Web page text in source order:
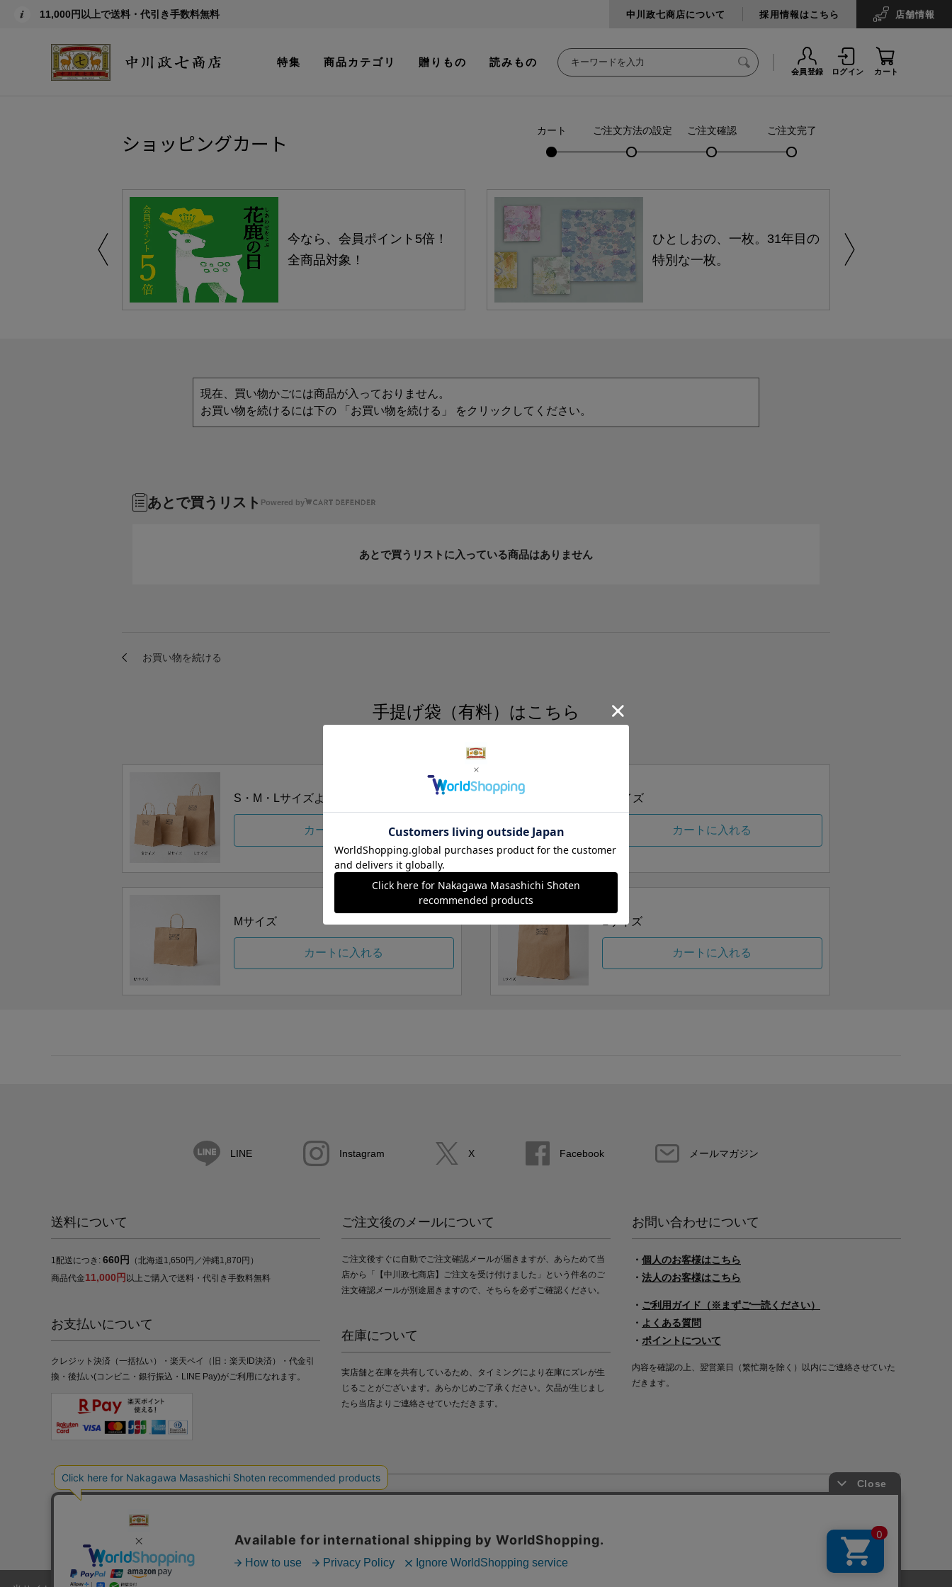
11,000円以上で送料・代引き手数料無料 中川政七商店について 採用情報はこちら 店舗情報
特集 商品カテゴリ 贈りもの 読みもの
会員登録 ログイン カート
ショッピングカート カート ご注文方法の設定 ご注文確認 ご注文完了
今なら、会員ポイント5倍！
全商品対象！
ひとしおの、一枚。31年目の
特別な一枚。
現在、買い物かごには商品が入っておりません。
お買い物を続けるには下の 「お買い物を続ける」 をクリックしてください。
あとで買うリスト Powered by
あとで買うリストに入っている商品はありません
手提げ袋（有料）はこちら
S・M・Lの3つサイズをご用意しております。
S・M・Lサイズより当店にお任せ
カートに入れる
Sサイズ
カートに入れる
Mサイズ
カートに入れる
Lサイズ
カートに入れる
LINE Instagram X Facebook メールマガジン
送料について
1配送につき: 660円
（北海道1,650円／沖縄1,870円）
商品代金11,000円 以上ご購入で送料・代引き手数料無料
お支払いについて
クレジット決済（一括払い）・楽天ペイ（旧：楽天ID決済）・代金引
換・後払い(コンビニ・銀行振込・LINE Pay)がご利用になれます。
ご注文後のメールについて
ご注文後すぐに自動でご注文確認メールが届きますが、あらためて当
店から「【中川政七商店】ご注文を受け付けました」という件名のご
注文確認メールが別途届きますので、そちらを必ずご確認ください。
在庫について
実店舗と在庫を共有しているため、タイミングにより在庫にズレが生
じることがございます。あらかじめご了承ください。欠品が生じまし
たら当店よりご連絡させていただきます。
お問い合わせについて
・ 個人のお客様はこちら
・ 法人のお客様はこちら
・ ご利用ガイド（※まずご一読ください）
・ よくある質問
・ ポイントについて
内容を確認の上、翌営業日（繁忙期を除く）以内にご連絡させていた
だきます。
プライバシーポリシー